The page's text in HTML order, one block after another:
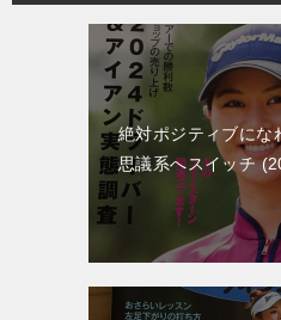
絶対ポジティブに
思議系へスイッチ